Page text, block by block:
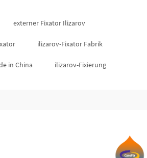
externer Fixator Ilizarov
ilizarov-Fixator Fabrik
in China ilizarov-Fixierung